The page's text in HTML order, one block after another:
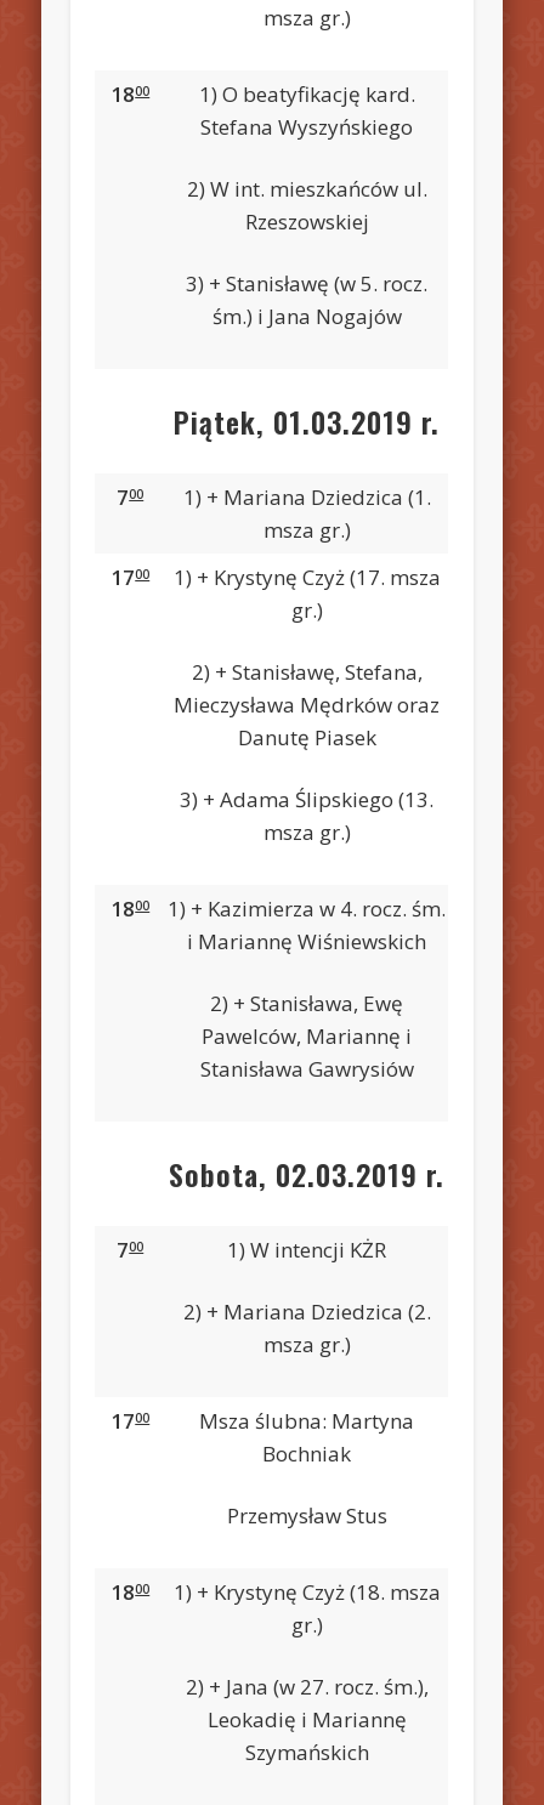
msza gr.)
1800
1) O beatyfikację kard.
Stefana Wyszyńskiego
2) W int. mieszkańców ul.
Rzeszowskiej
3) + Stanisławę (w 5. rocz.
śm.) i Jana Nogajów
Piątek, 01.03.2019 r.
700
1) + Mariana Dziedzica (1.
msza gr.)
1700
1) + Krystynę Czyż (17. msza
gr.)
2) + Stanisławę, Stefana,
Mieczysława Mędrków oraz
Danutę Piasek
3) + Adama Ślipskiego (13.
msza gr.)
1800
1) + Kazimierza w 4. rocz. śm.
i Mariannę Wiśniewskich
2) + Stanisława, Ewę
Pawelców, Mariannę i
Stanisława Gawrysiów
Sobota, 02.03.2019 r.
700 1) W intencji KŻR
2) + Mariana Dziedzica (2.
msza gr.)
1700
Msza ślubna: Martyna
Bochniak
Przemysław Stus
1800
1) + Krystynę Czyż (18. msza
gr.)
2) + Jana (w 27. rocz. śm.),
Leokadię i Mariannę
Szymańskich